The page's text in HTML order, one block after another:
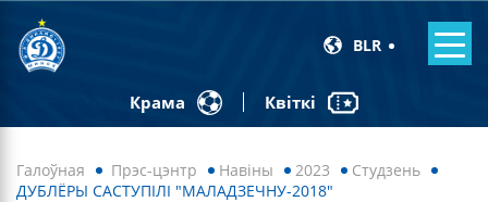
BLR
Крама Квіткі
Галоўная Прэс-цэнтр Навiны 2023
Студзень
ДУБЛЁРЫ САСТУПІЛІ "МАЛАДЗЕЧНУ-2018"